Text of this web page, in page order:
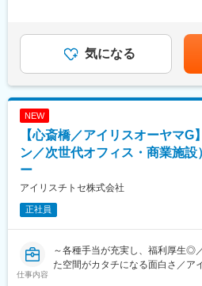
トは学校・官公庁（都道府県庁、
（老人ホーム、公民館、病院など
・空間提案に際する提案資料の作
・プラン確定後は、空間の実施設計
・お客様との打ち合わせ、ヒアリ
オフィス／教育施設／福祉施設等
こと
・新しい働き方を実現するための
■アイリスチトセについて：
コロナ禍により働く環境・学ぶ環
プを実施しています。賃金はあく
を通じて上下する可能性がありま
気になる
NEW
【心斎橋／アイリスオーヤマG
ン／次世代オフィス・商業施
ー
アイリスチトセ株式会社
正社員
仕事内容
～各種手当が充実し、福利厚生◎
た空間がカタチになる面白さ／ア